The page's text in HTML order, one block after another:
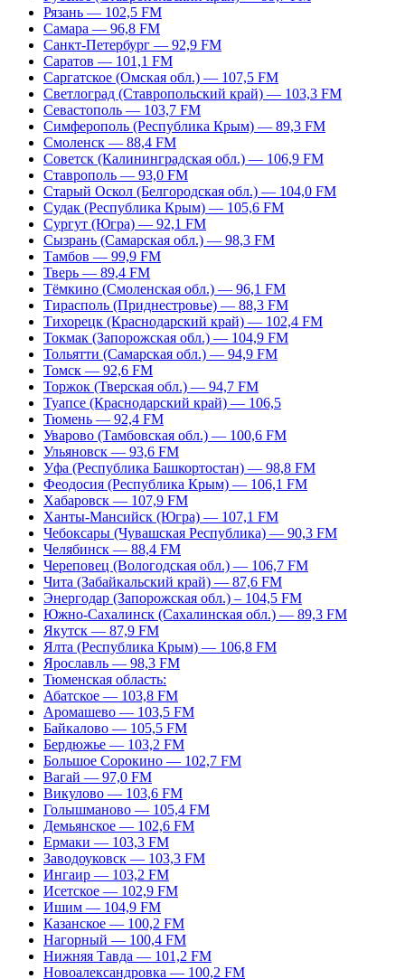
Рязань — 102,5 FM
Самара — 96,8 FM
Санкт-Петербург — 92,9 FM
Саратов — 101,1 FM
Саргатское (Омская обл.) — 107,5 FM
Светлоград (Ставропольский край) — 103,3 FM
Севастополь — 103,7 FM
Симферополь (Республика Крым) — 89,3 FM
Смоленск — 88,4 FM
Советск (Калининградская обл.) — 106,9 FM
Ставрополь — 93,0 FM
Старый Оскол (Белгородская обл.) — 104,0 FM
Судак (Республика Крым) — 105,6 FM
Сургут (Югра) — 92,1 FM
Сызрань (Самарская обл.) — 98,3 FM
Тамбов — 99,9 FM
Тверь — 89,4 FM
Тёмкино (Смоленская обл.) — 96,1 FM
Тирасполь (Приднестровье) — 88,3 FM
Тихорецк (Краснодарский край) — 102,4 FM
Токмак (Запорожская обл.) — 104,9 FM
Тольятти (Самарская обл.) — 94,9 FM
Томск — 92,6 FM
Торжок (Тверская обл.) — 94,7 FM
Туапсе (Краснодарский край) — 106,5
Тюмень — 92,4 FM
Уварово (Тамбовская обл.) — 100,6 FM
Ульяновск — 93,6 FM
Уфа (Республика Башкортостан) — 98,8 FM
Феодосия (Республика Крым) — 106,1 FM
Хабаровск — 107,9 FM
Ханты-Мансийск (Югра) — 107,1 FM
Чебоксары (Чувашская Республика) — 90,3 FM
Челябинск — 88,4 FM
Череповец (Вологодская обл.) — 106,7 FM
Чита (Забайкальский край) — 87,6 FM
Энергодар (Запорожская обл.) – 104,5 FM
Южно-Сахалинск (Сахалинская обл.) — 89,3 FM
Якутск — 87,9 FM
Ялта (Республика Крым) — 106,8 FM
Ярославль — 98,3 FM
Тюменская область:
Абатское — 103,8 FM
Аромашево — 103,5 FM
Байкалово — 105,5 FM
Бердюжье — 103,2 FM
Большое Сорокино — 102,7 FM
Вагай — 97,0 FM
Викулово — 103,6 FM
Голышманово — 105,4 FM
Демьянское — 102,6 FM
Ермаки — 103,3 FM
Заводоуковск — 103,3 FM
Ингаир — 103,2 FM
Исетское — 102,9 FM
Ишим — 104,9 FM
Казанское — 100,2 FM
Нагорный — 100,4 FM
Нижняя Тавда — 101,2 FM
Новоалександровка — 100,2 FM